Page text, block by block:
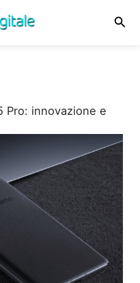
Pro: innovazione e